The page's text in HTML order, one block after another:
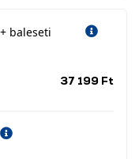
baleseti
37 199 Ft